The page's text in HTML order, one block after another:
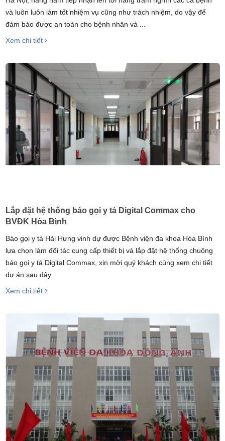
và luôn luôn làm tốt nhiệm vụ cũng như trách nhiệm, do vậy để
đảm bảo được an toàn cho bệnh nhân và ...
Xem chi tiết
Lắp đặt hệ thống báo gọi y tá Digital Commax cho
BVĐK Hòa Bình
Báo gọi y tá Hải Hưng vinh dự được Bệnh viện đa khoa Hòa Bình
lựa chọn làm đối tác cung cấp thiết bị và lắp đặt hệ thống chuông
báo gọi y tá Digital Commax, xin mời quý khách cùng xem chi tiết
dự án sau đây
Xem chi tiết